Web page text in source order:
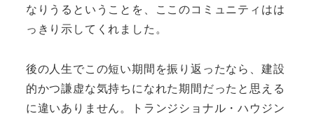
なりうるということを、ここのコミュニティはは
っきり示してくれました。
後の人生でこの短い期間を振り返ったなら、建設
的かつ謙虚な気持ちになれた期間だったと思える
に違いありません。トランジショナル・ハウジン